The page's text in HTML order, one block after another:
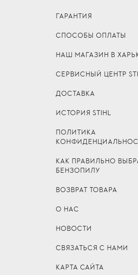
ГАРАНТИЯ
СПОСОБЫ ОПЛАТЫ
НАШ МАГАЗИН В
СЕРВИСНЫЙ ЦЕНТР
ДОСТАВКА
ИСТОРИЯ STIHL
ПОЛИТИКА
КАК ПРАВИЛЬНО
БЕНЗОПИЛУ
ВОЗВРАТ ТОВАРА
О НАС
НОВОСТИ
СВЯЗАТЬСЯ С НАМИ
КАРТА САЙТА